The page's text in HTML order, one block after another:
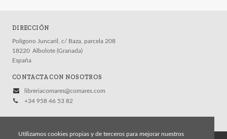
DIRECCIÓN
Polígono Juncaril, c/ Baza, parcela 208
18220 Albolote (Granada)
España
CONTACTA CON NOSOTROS
libreriacomares@comares.com
+34 958 46 53 82
Utilizamos cookies propias y de terceros para mejorar nuestros